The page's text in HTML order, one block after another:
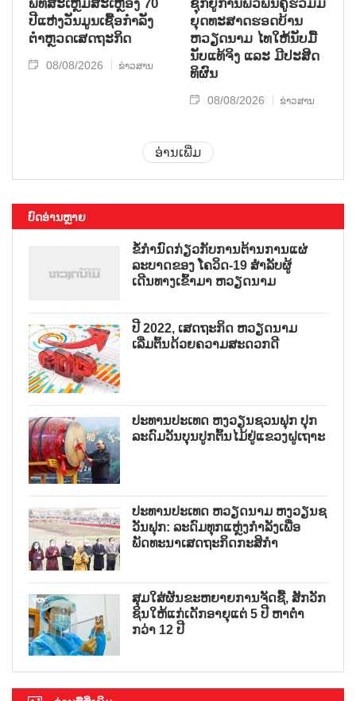
ພິທີສະເຫຼີມສະເຫຼອງ 70
ປີແຫ່ງວັນມູນເຊື້ອກຳລັງ
ຕຳຫຼວດເສດຖະກິດ
08/08/2026 ຂ່າວສານ
ຊຸກ​ຍູ້​ການ​ພົວ​ພັນ​ຄູ່​ຮ່ວມ​ມື​
ຍຸດ​ທະ​ສາດ​ຮອດ​ບ້ານ
ຫວຽດ​ນາມ ໄທ​ໃຫ້​ນັບ​ມື້​
ນັບ​ແທ້​ຈິງ ແລະ ມີ​ປະ​ສິດ​
ທິ​ຜົນ
08/08/2026 ຂ່າວສານ
ອ່ານເພີ່ມ
ບົດອ່ານຫຼາຍ
ຂໍ້ກຳນົດກ່ຽວກັບການຕ້ານການແຜ່
ລະບາດຂອງ ໂຄວິດ-19 ສຳລັບຜູ້
ເດີນທາງເຂົ້າມາ ຫວຽດນາມ
ປີ 2022, ເສດຖະກິດ ຫວຽດນາມ
ເລີ່ມຕົ້ນດ້ວຍຄວາມສະດວກດີ
ປະທານປະເທດ ຫງວຽນຊວນຟຸກ ປຸກ
ລະດົມວັນບຸນປູກຕົ້ນໄມ້ຢູ່ແຂວງຝູເຖາະ
ປະທານປະເທດ ຫວຽດນາມ ຫງວຽນຊ
ວັນຟຸກ: ລະດົມທຸກແຫຼ່ງກຳລັງເພື່ອ
ພັດທະນາເສດຖະກິດກະສິກຳ
ສຸມໃສ່ຜັນຂະຫຍາຍການຈັດຊື້, ສັກວັກ
ຊິນໃຫ້ແກ່ເດັກອາຍຸແຕ່ 5 ປີ ຫາຕ່ຳ
ກວ່າ 12 ປີ